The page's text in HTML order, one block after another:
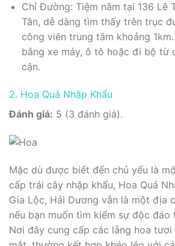
Chỉ Đường: Tiệm nằm tại 136 Lê
Tân, dễ dàng tìm thấy trên trục
công viên trung tâm khoảng
bằng xe máy, ô tô hoặc đi bộ từ
cận.
2. Hoa Quả Nhập Khẩu
Đánh giá: 5 (3 đánh giá).
Mặc dù được biết đến chủ yếu là
cấp trái cây nhập khẩu, Hoa Quả
Gia Lộc, Hải Dương vẫn là một địa
nếu bạn muốn tìm kiếm sự độc đáo
Nơi đây cung cấp các lẵng hoa